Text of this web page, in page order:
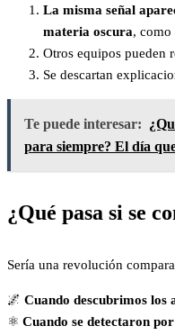
La misma señal
materia oscura, como
Otros equipos pueden
Se descartan
Te puede interesar:
para siempre? El día
¿Qué pasa si se
Sería una revolución
🌌 Cuando descubrimos los
⚛️ Cuando se detectaron